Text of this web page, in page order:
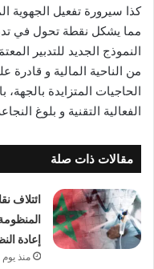
كذا سيرورة تفعيل الجهوية
مما يشكل نقطة تحول في
النموذج الجديد للتدبير
من الناحية المالية و قادرة
الحاجيات المتزايدة
الفعالية التقنية و بلوغ
مقالات ذات صلة
ائتلاف
إعادة
منذ